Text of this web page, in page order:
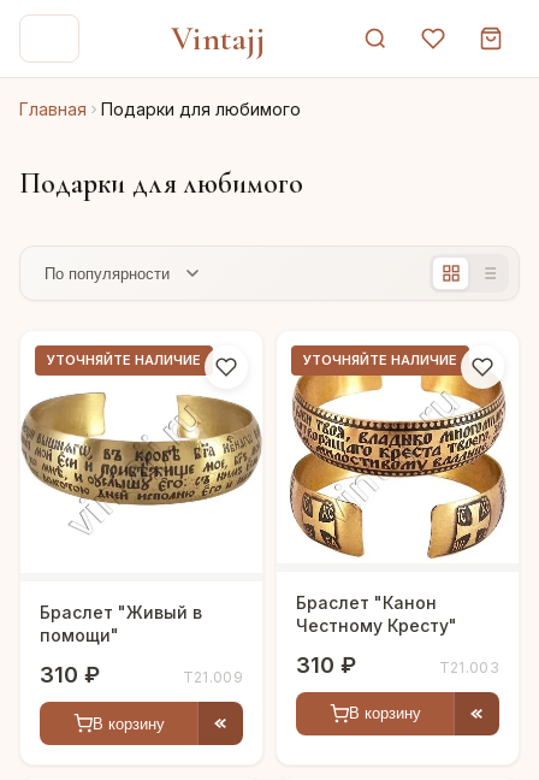
Vintajj
Главная Подарки для любимого
Подарки для любимого
УТОЧНЯЙТЕ НАЛИЧИЕ
Браслет "Живый в
помощи"
310 ₽ Т21.009
В корзину
УТОЧНЯЙТЕ НАЛИЧИЕ
Браслет "Канон
Честному Кресту"
310 ₽ Т21.003
В корзину